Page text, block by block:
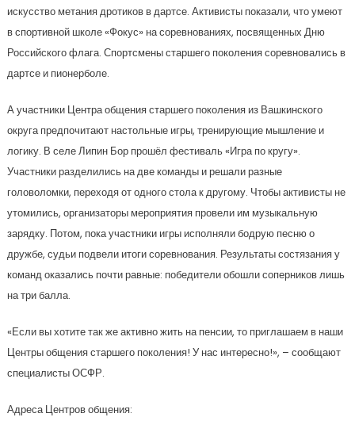
искусство метания дротиков в дартсе. Активисты показали, что умеют
в спортивной школе «Фокус» на соревнованиях, посвященных Дню
Российского флага. Спортсмены старшего поколения соревновались в
дартсе и пионерболе.
А участники Центра общения старшего поколения из Вашкинского
округа предпочитают настольные игры, тренирующие мышление и
логику. В селе Липин Бор прошёл фестиваль «Игра по кругу».
Участники разделились на две команды и решали разные
головоломки, переходя от одного стола к другому. Чтобы активисты не
утомились, организаторы мероприятия провели им музыкальную
зарядку. Потом, пока участники игры исполняли бодрую песню о
дружбе, судьи подвели итоги соревнования. Результаты состязания у
команд оказались почти равные: победители обошли соперников лишь
на три балла.
«Если вы хотите так же активно жить на пенсии, то приглашаем в наши
Центры общения старшего поколения! У нас интересно!», – сообщают
специалисты ОСФР.
Адреса Центров общения: